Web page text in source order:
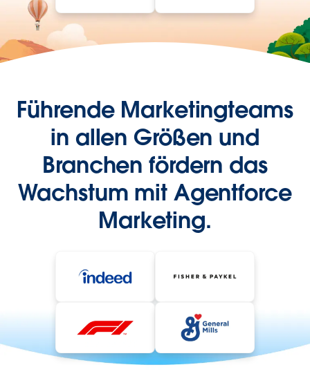
Führende Marketingteams
in allen Größen und
Branchen fördern das
Wachstum mit Agentforce
Marketing.